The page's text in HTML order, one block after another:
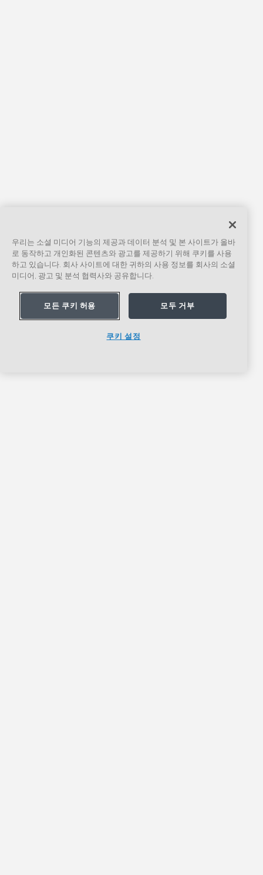
우리는 소셜 미디어 기능의 제공과 데이터 분석 및 본 사이트가 올바
로 동작하고 개인화된 콘텐츠와 광고를 제공하기 위해 쿠키를 사용
하고 있습니다. 회사 사이트에 대한 귀하의 사용 정보를 회사의 소셜
미디어, 광고 및 분석 협력사와 공유합니다.
모든 쿠키 허용 모두 거부
쿠키 설정